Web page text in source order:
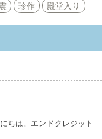
珍作 殿堂入り
ちは。エンドクレジット